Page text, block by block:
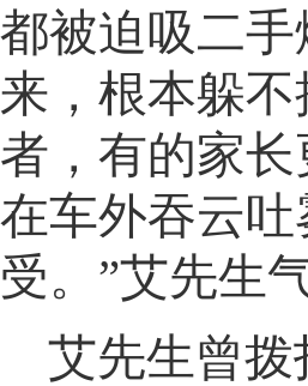
都被迫吸二
来 ， 根本躲
者，有的家
在车外吞云
受。”艾先生
艾先生曾拨